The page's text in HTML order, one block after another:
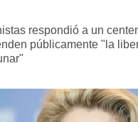
respondió a un
públicamente "la